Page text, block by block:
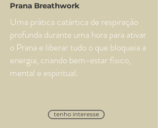
Prana Breathwork
Uma prática catártica de respiração
profunda durante uma hora para ativar
o Prana e liberar tudo o que bloqueia a
energia, criando bem-estar físico,
mental e espiritual.
tenho interesse